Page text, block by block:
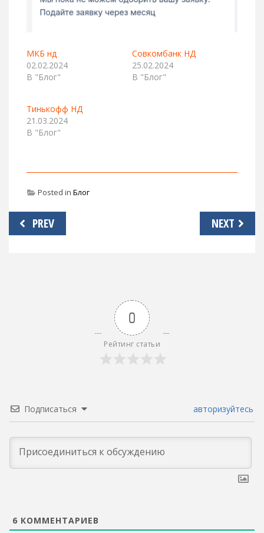
МКБ нд
02.02.2024
В "Блог"
Совкомбанк НД
25.02.2024
В "Блог"
Тинькофф НД
21.03.2024
В "Блог"
Posted in Блог
Навигация
по
PREV NEXT
0
Рейтинг статьи
Подписаться авторизуйтесь
6 КОММЕНТАРИЕВ